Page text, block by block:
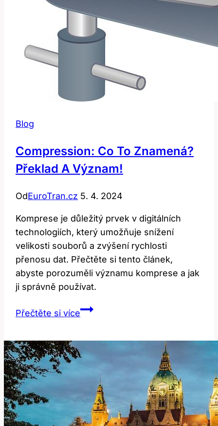
Blog
Compression: Co To Znamená?
Překlad A Význam!
OdEuroTran.cz 5. 4. 2024
Komprese je důležitý prvek v digitálních
technologiích, který umožňuje snížení
velikosti souborů a zvýšení rychlosti
přenosu dat. Přečtěte si tento článek,
abyste porozuměli významu komprese a jak
ji správně používat.
Přečtěte si víceCompression:
Znamená?
Překlad
Význam!